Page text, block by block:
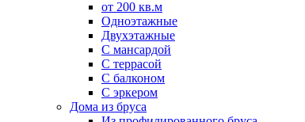
от 200 кв.м
Одноэтажные
Двухэтажные
С мансардой
С террасой
С балконом
С эркером
Дома из бруса